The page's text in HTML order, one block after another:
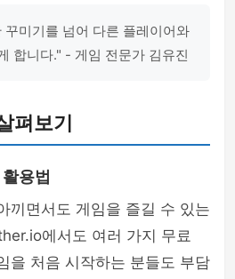
꾸미기를 넘어 다른 플레이어와
합니다." - 게임 전문가 김유진
펴보기
용법
끼면서도 게임을 즐길 수 있는
에서도 여러 가지 무료
을 처음 시작하는 분들도 부담